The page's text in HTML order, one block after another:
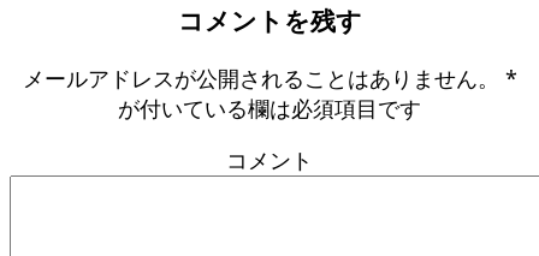
コメントを残す
メールアドレスが公開されることはありません。
*
が付いている欄は必須項目です
コメント